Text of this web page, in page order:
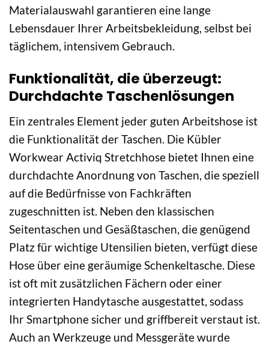
Materialauswahl garantieren eine lange
Lebensdauer Ihrer Arbeitsbekleidung, selbst bei
täglichem, intensivem Gebrauch.
Funktionalität, die überzeugt:
Durchdachte Taschenlösungen
Ein zentrales Element jeder guten Arbeitshose ist
die Funktionalität der Taschen. Die Kübler
Workwear Activiq Stretchhose bietet Ihnen eine
durchdachte Anordnung von Taschen, die speziell
auf die Bedürfnisse von Fachkräften
zugeschnitten ist. Neben den klassischen
Seitentaschen und Gesäßtaschen, die genügend
Platz für wichtige Utensilien bieten, verfügt diese
Hose über eine geräumige Schenkeltasche. Diese
ist oft mit zusätzlichen Fächern oder einer
integrierten Handytasche ausgestattet, sodass
Ihr Smartphone sicher und griffbereit verstaut ist.
Auch an Werkzeuge und Messgeräte wurde